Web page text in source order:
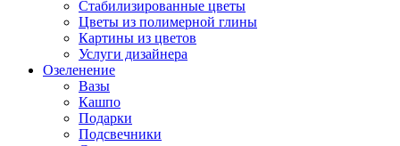
Стабилизированные цветы
Цветы из полимерной глины
Картины из цветов
Услуги дизайнера
Озеленение
Вазы
Кашпо
Подарки
Подсвечники